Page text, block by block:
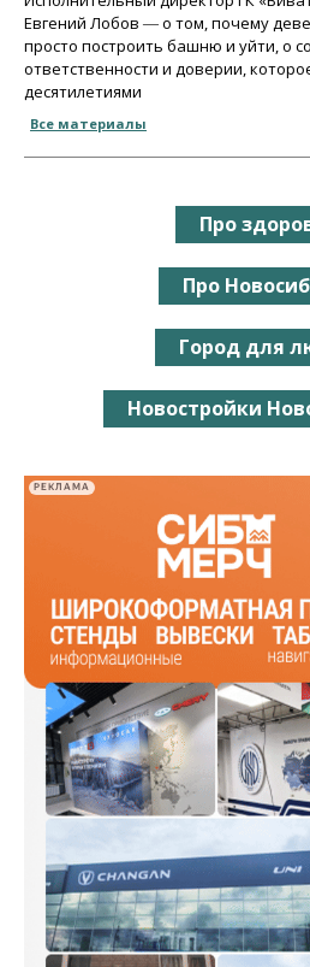
Евгений Лобов ― о том, почему
просто построить башню и уйти, о
ответственности и доверии,
десятилетиями
Все материалы
Про
Про
Город для
Новостройки
РЕКЛАМА